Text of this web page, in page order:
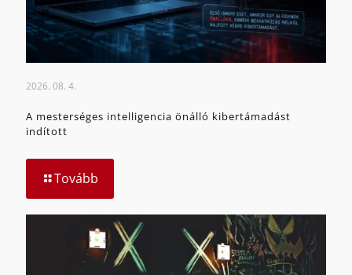
2026. 08. 4.
A mesterséges intelligencia önálló kibertámadást
indított
Tovább